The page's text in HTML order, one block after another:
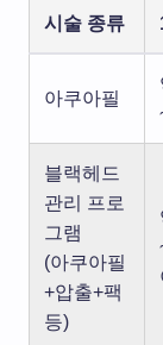
시술 종류
아쿠아필
블랙헤드
관리 프로
그램
(아쿠아필
+압출+팩
등)